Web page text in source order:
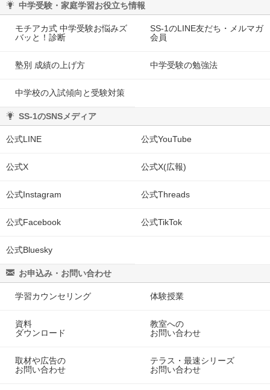
中学受験・家庭学習お役立ち情報
モチアカ式 中学受験お悩みズ
バッと！診断
SS-1のLINE友だち・メルマガ
会員
塾別 成績の上げ方 中学受験の勉強法
中学校の入試傾向と受験対策
SS-1のSNSメディア
公式LINE 公式YouTube
公式X 公式X(広報)
公式Instagram 公式Threads
公式Facebook 公式TikTok
公式Bluesky
お申込み・お問い合わせ
学習カウンセリング 体験授業
資料
ダウンロード
教室への
お問い合わせ
取材や広告の
お問い合わせ
テラス・最速シリーズ
お問い合わせ